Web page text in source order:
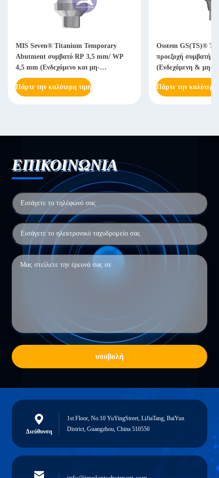
MIS Seven® Titanium Temporary
Abutment συμβατό RP 3,5 mm/ WP
4,5 mm (Ενδεχόμενο και μη-
Ενδεχόμενο)
Πάρτε την καλύτερη τιμή
Osstem GS(TS)®
προεξοχή συμβατή
(Ενδεχόμενη & μη-
Πάρτε την καλύτερη
ΕΠΙΚΟΙΝΩΝΙΑ
υποβολή
Διεύθυνση
1st Floor, No.10 YuYingStreet, LiJiaTang, BaiYun
District, Guangzhou, China 510550